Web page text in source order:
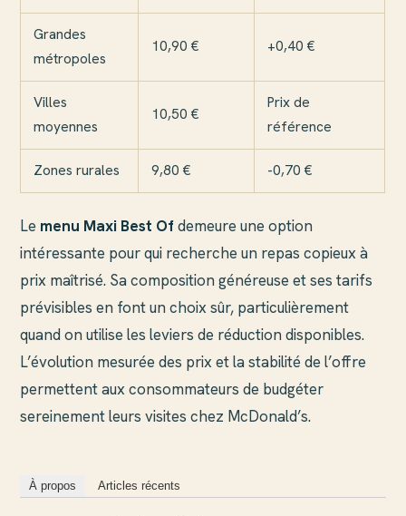
Grandes
métropoles
10,90 € +0,40 €
Villes
moyennes
10,50 €
Prix de
référence
Zones rurales 9,80 € -0,70 €
Le menu Maxi Best Ofdemeure une option
intéressante pour qui recherche un repas copieux à
prix maîtrisé. Sa composition généreuse et ses tarifs
prévisibles en font un choix sûr, particulièrement
quand on utilise les leviers de réduction disponibles.
L’évolution mesurée des prix et la stabilité de l’offre
permettent aux consommateurs de budgéter
sereinement leurs visites chez McDonald’s.
À propos Articles récents